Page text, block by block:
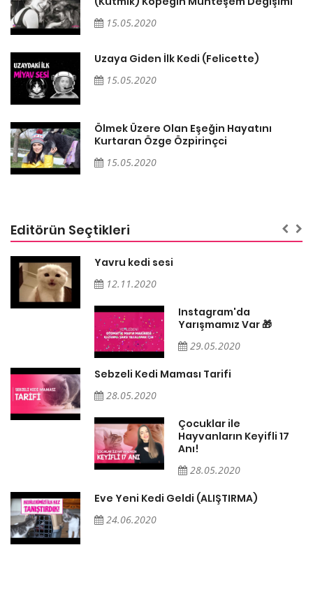
15.05.2020
Uzaya Giden İlk Kedi (Felicette)
15.05.2020
Ölmek Üzere Olan Eşeğin Hayatını
Kurtaran Özge Özpirinçci
15.05.2020
Editörün Seçtikleri
Yavru kedi sesi
12.11.2020
Instagram'da
Yarışmamız Var 🎁
29.05.2020
Sebzeli Kedi Maması Tarifi
28.05.2020
Çocuklar ile
Hayvanların Keyifli 17
Anı!
28.05.2020
Eve Yeni Kedi Geldi (ALIŞTIRMA)
24.06.2020